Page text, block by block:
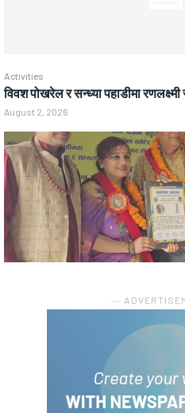
Activities
विवश पोखरेल र सन्ध्या पहाडीमा रणलक्ष्मी
August 2, 2026
―